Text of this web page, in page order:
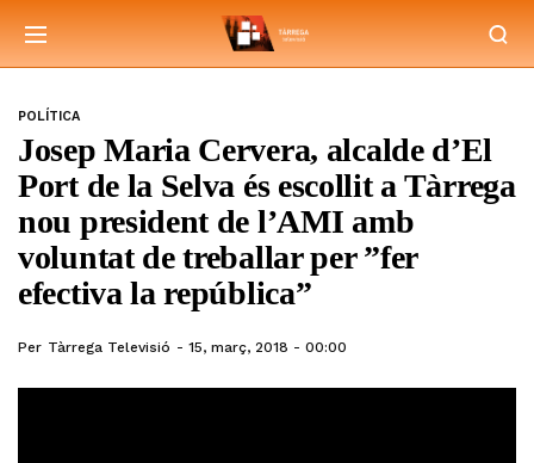
POLÍTICA
Josep Maria Cervera, alcalde d’El
Port de la Selva és escollit a Tàrrega
nou president de l’AMI amb
voluntat de treballar per ”fer
efectiva la república”
Per Tàrrega Televisió 15, març, 2018 - 00:00